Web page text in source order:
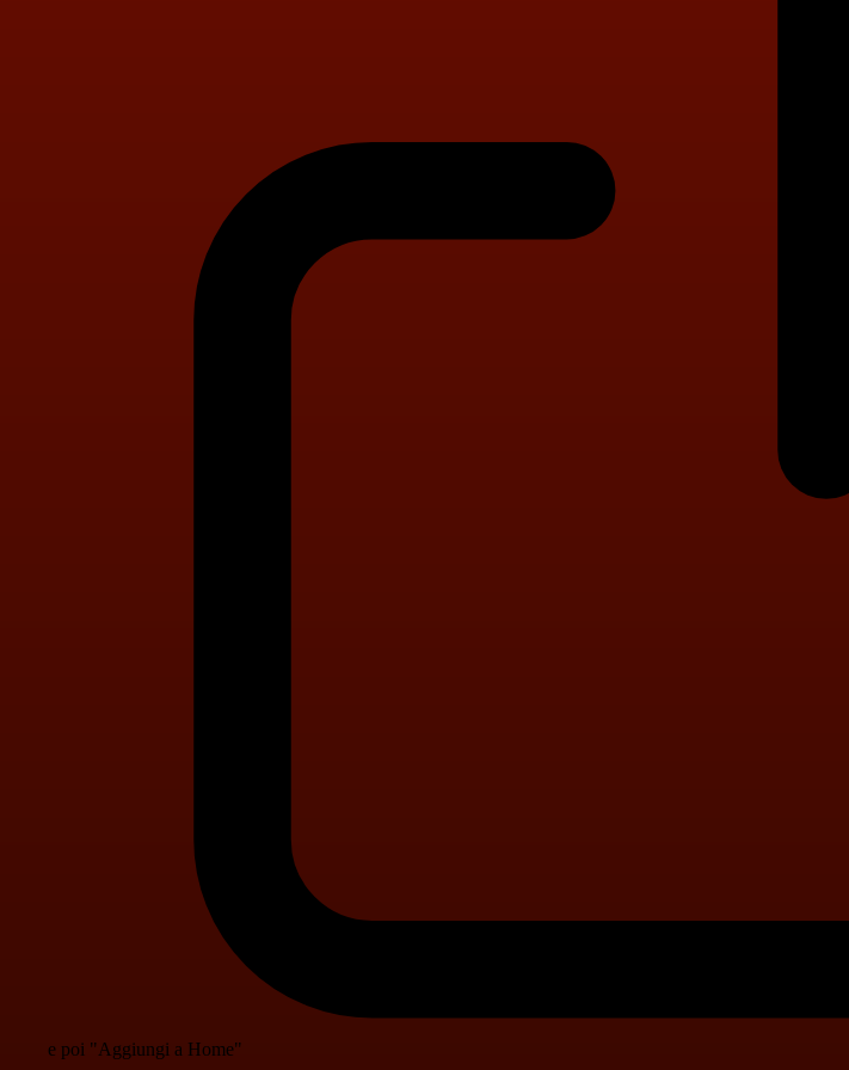
e poi "Aggiungi a Home"